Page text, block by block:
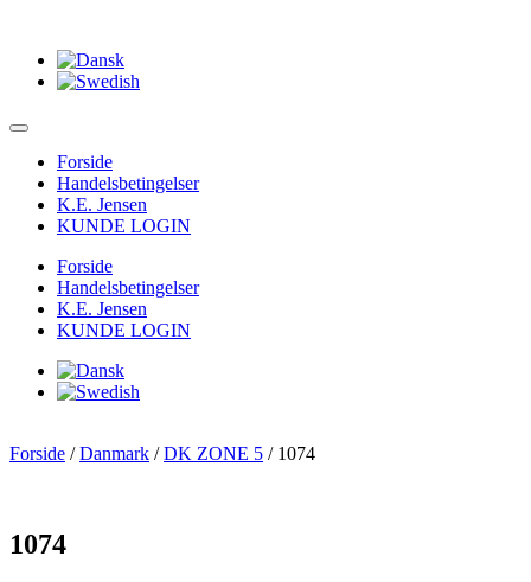
Forside
Handelsbetingelser
K.E. Jensen
KUNDE LOGIN
Forside
Handelsbetingelser
K.E. Jensen
KUNDE LOGIN
Forside /Danmark /DK ZONE 5 / 1074
1074